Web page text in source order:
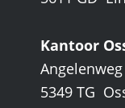
Kantoor
5349 TG